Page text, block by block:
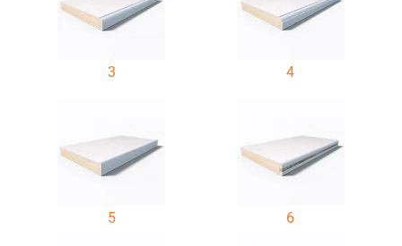
3 4
5 6